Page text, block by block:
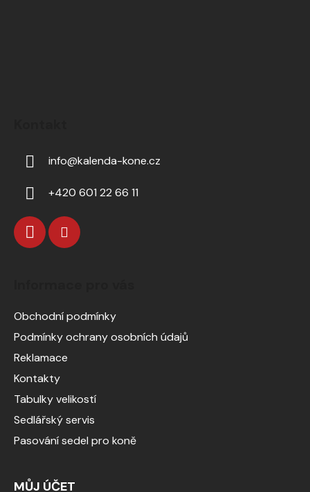
info@kalenda-kone.cz
+420 601 22 66 11
Obchodní podmínky
Podmínky ochrany osobních údajů
Reklamace
Kontakty
Tabulky velikostí
Sedlářský servis
Pasování sedel pro koně
MŮJ ÚČET